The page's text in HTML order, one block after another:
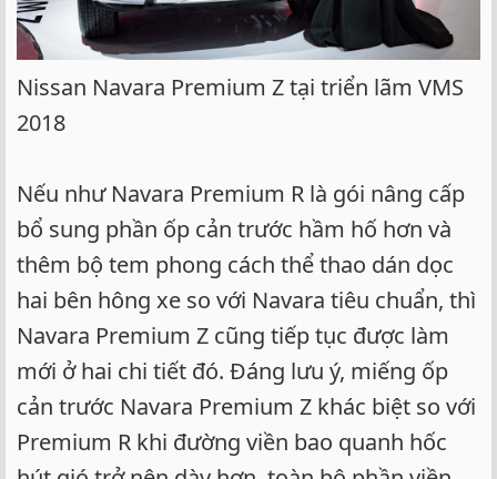
Nissan Navara Premium Z tại triển lãm VMS
2018
Nếu như Navara Premium R là gói nâng cấp
bổ sung phần ốp cản trước hầm hố hơn và
thêm bộ tem phong cách thể thao dán dọc
hai bên hông xe so với Navara tiêu chuẩn, thì
Navara Premium Z cũng tiếp tục được làm
mới ở hai chi tiết đó. Đáng lưu ý, miếng ốp
cản trước Navara Premium Z khác biệt so với
Premium R khi đường viền bao quanh hốc